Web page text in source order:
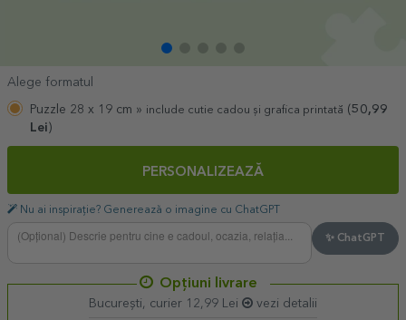
Alege formatul
Puzzle 28 x 19 cm » include cutie cadou și grafica printată (50,99
Lei )
PERSONALIZEAZĂ
Nu ai inspirație? Generează o imagine cu ChatGPT
✨ ChatGPT
Opțiuni livrare
București, curier 12,99 Lei vezi detalii